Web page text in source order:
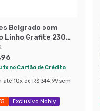
Belgrado com
Linho Grafite 230
1x no Cartão de Crédito
até 10x de R$ 344,99 sem
Exclusivo Mobly